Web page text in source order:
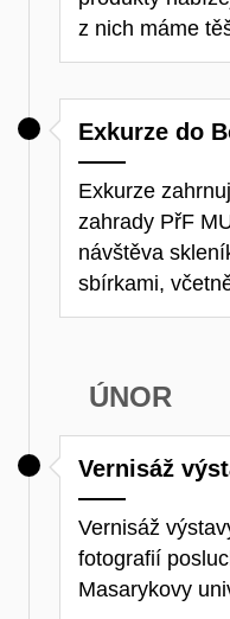
z nich máme
Exkurze do
Exkurze
zahrady PřF
návštěva
sbírkami,
ÚNOR
Vernisáž
Vernisáž
fotografií
Masarykovy